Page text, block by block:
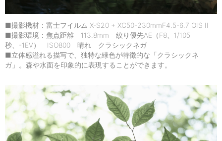
■撮影機材：富士フイルム X-S20 + XC50-230mmF4.5-6.7 OIS II
■撮影環境：焦点距離 113.8mm 絞り優先AE（F8、1/105
秒、-1EV） ISO800 晴れ クラシックネガ
■立体感溢れる描写で、独特な緑色が特徴的な「クラシックネ
ガ」。森や水面を印象的に表現することができます。